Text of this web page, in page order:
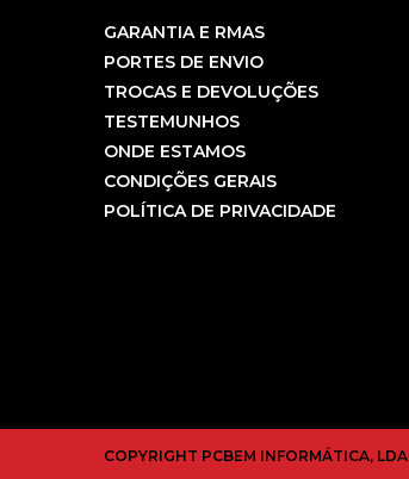
GARANTIA E RMAS
PORTES DE ENVIO
TROCAS E DEVOLUÇÕES
TESTEMUNHOS
ONDE ESTAMOS
CONDIÇÕES GERAIS
POLÍTICA DE PRIVACIDADE
COPYRIGHT PCBEM INFORMÁTICA, LDA